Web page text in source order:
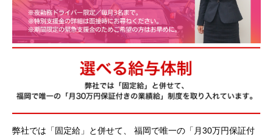
弊社では「固定給」と併せて、 福岡で唯一の「月30万円保証付